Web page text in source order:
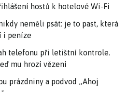
hostů k hotelové Wi-Fi
neměli psát: je to past, která
i peníze
telefonu při letištní kontrole.
mu hrozí vězení
prázdniny a podvod „Ahoj